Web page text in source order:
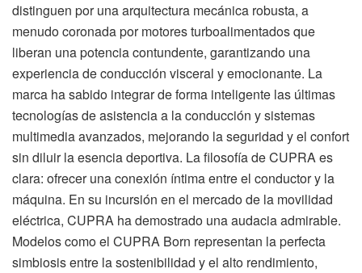
distinguen por una arquitectura mecánica robusta, a
menudo coronada por motores turboalimentados que
liberan una potencia contundente, garantizando una
experiencia de conducción visceral y emocionante. La
marca ha sabido integrar de forma inteligente las últimas
tecnologías de asistencia a la conducción y sistemas
multimedia avanzados, mejorando la seguridad y el confort
sin diluir la esencia deportiva. La filosofía de CUPRA es
clara: ofrecer una conexión íntima entre el conductor y la
máquina. En su incursión en el mercado de la movilidad
eléctrica, CUPRA ha demostrado una audacia admirable.
Modelos como el CUPRA Born representan la perfecta
simbiosis entre la sostenibilidad y el alto rendimiento,